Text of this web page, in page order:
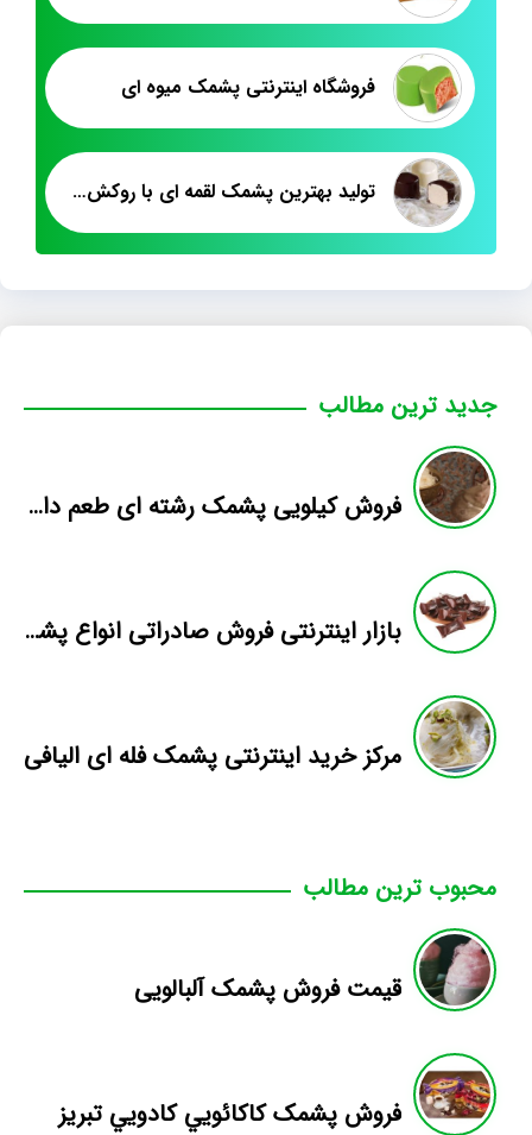
فروشگاه اینترنتی پشمک میوه ای
تولید بهترین پشمک لقمه ای با روکش شیری
جدید ترین مطالب
فروش کیلویی پشمک رشته ای طعم دار میوه
بازار اینترنتی فروش صادراتی انواع پشمک الیافی/شکلاتی
مرکز خرید اینترنتی پشمک فله ای الیافی
محبوب ترین مطالب
قیمت فروش پشمک آلبالویی
فروش پشمک کاکائويي کادويي تبريز